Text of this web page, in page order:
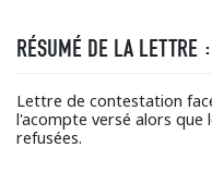
RÉSUMÉ DE LA LETTRE :
Lettre de contestation
l'acompte versé alors
refusées.